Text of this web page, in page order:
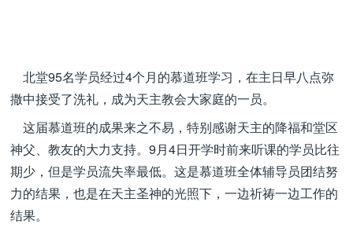
北堂95名学员经过4个月的慕道班学习，在主日早八点弥
撒中接受了洗礼，成为天主教会大家庭的一员。
这届慕道班的成果来之不易，特别感谢天主的降福和堂区
神父、教友的大力支持。9月4日开学时前来听课的学员比往
期少，但是学员流失率最低。这是慕道班全体辅导员团结努
力的结果，也是在天主圣神的光照下，一边祈祷一边工作的
结果。